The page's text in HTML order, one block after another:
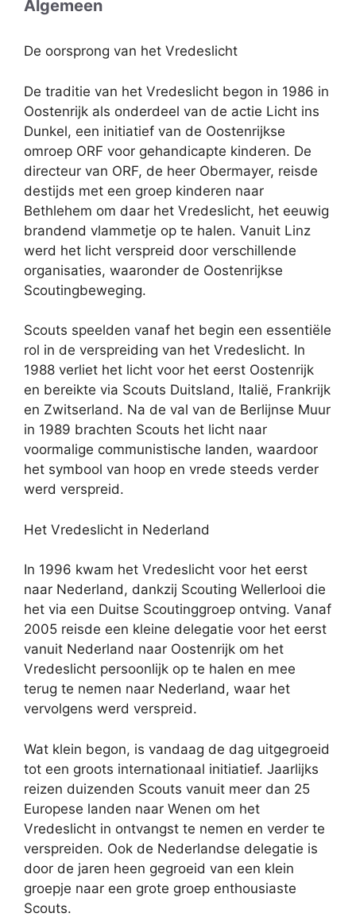
Algemeen
De oorsprong van het Vredeslicht
De traditie van het Vredeslicht begon in 1986 in
Oostenrijk als onderdeel van de actie Licht ins
Dunkel, een initiatief van de Oostenrijkse
omroep ORF voor gehandicapte kinderen. De
directeur van ORF, de heer Obermayer, reisde
destijds met een groep kinderen naar
Bethlehem om daar het Vredeslicht, het eeuwig
brandend vlammetje op te halen. Vanuit Linz
werd het licht verspreid door verschillende
organisaties, waaronder de Oostenrijkse
Scoutingbeweging.
Scouts speelden vanaf het begin een essentiële
rol in de verspreiding van het Vredeslicht. In
1988 verliet het licht voor het eerst Oostenrijk
en bereikte via Scouts Duitsland, Italië, Frankrijk
en Zwitserland. Na de val van de Berlijnse Muur
in 1989 brachten Scouts het licht naar
voormalige communistische landen, waardoor
het symbool van hoop en vrede steeds verder
werd verspreid.
Het Vredeslicht in Nederland
In 1996 kwam het Vredeslicht voor het eerst
naar Nederland, dankzij Scouting Wellerlooi die
het via een Duitse Scoutinggroep ontving. Vanaf
2005 reisde een kleine delegatie voor het eerst
vanuit Nederland naar Oostenrijk om het
Vredeslicht persoonlijk op te halen en mee
terug te nemen naar Nederland, waar het
vervolgens werd verspreid.
Wat klein begon, is vandaag de dag uitgegroeid
tot een groots internationaal initiatief. Jaarlijks
reizen duizenden Scouts vanuit meer dan 25
Europese landen naar Wenen om het
Vredeslicht in ontvangst te nemen en verder te
verspreiden. Ook de Nederlandse delegatie is
door de jaren heen gegroeid van een klein
groepje naar een grote groep enthousiaste
Scouts.